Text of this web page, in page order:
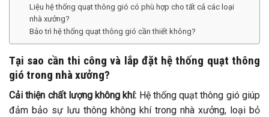
Liệu hệ thống quạt thông gió có phù hợp cho tất cả các loại
nhà xưởng?
Bảo trì hệ thống quạt thông gió cần thiết không?
Tại sao cần thi công và lắp đặt hệ thống quạt thông
gió trong nhà xưởng?
Cải thiện chất lượng không khí: Hệ thống quạt thông gió giúp
đảm bảo sự lưu thông không khí trong nhà xưởng, loại bỏ